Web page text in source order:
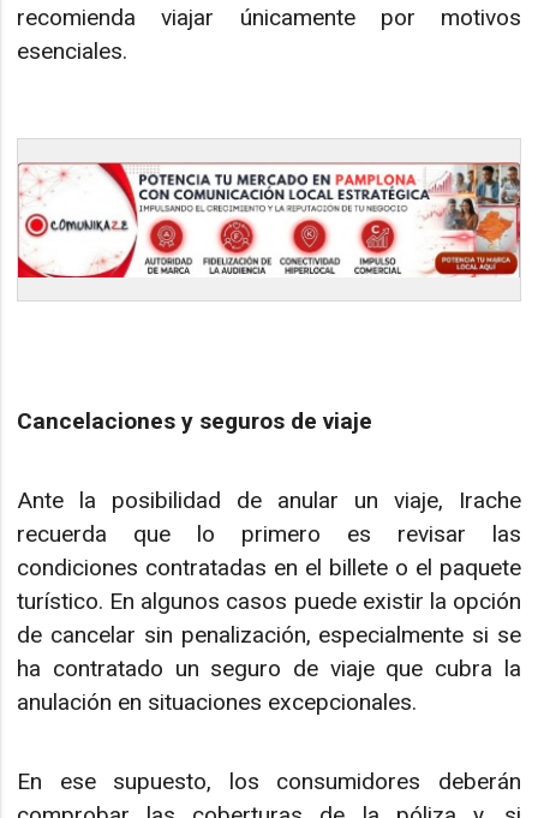
recomienda viajar únicamente por motivos
esenciales.
Cancelaciones y seguros de viaje
Ante la posibilidad de anular un viaje, Irache
recuerda que lo primero es revisar las
condiciones contratadas en el billete o el paquete
turístico. En algunos casos puede existir la opción
de cancelar sin penalización, especialmente si se
ha contratado un seguro de viaje que cubra la
anulación en situaciones excepcionales.
En ese supuesto, los consumidores deberán